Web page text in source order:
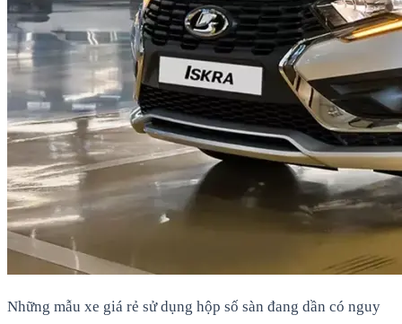
Những mẫu xe giá rẻ sử dụng hộp số sàn đang dần có nguy